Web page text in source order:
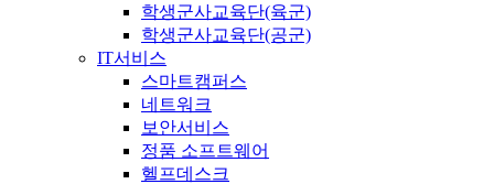
학생군사교육단(육군)
학생군사교육단(공군)
IT서비스
스마트캠퍼스
네트워크
보안서비스
정품 소프트웨어
헬프데스크